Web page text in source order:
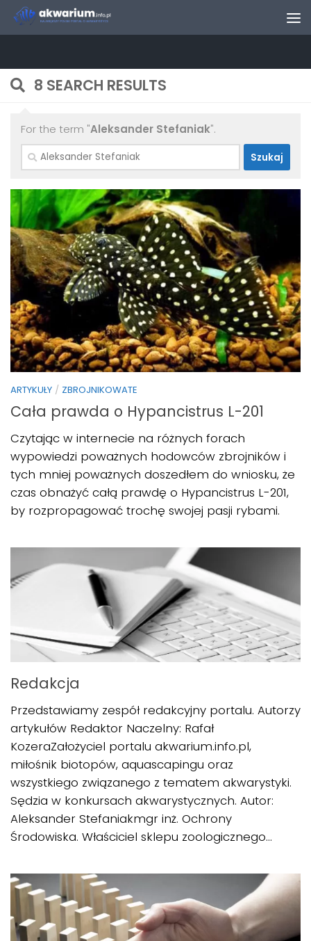
Skip to content
8 SEARCH RESULTS
For the term "Aleksander Stefaniak".
Szukaj:
ARTYKUŁY / ZBROJNIKOWATE
Cała prawda o Hypancistrus L-201
Czytając w internecie na różnych forach
wypowiedzi poważnych hodowców zbrojników i
tych mniej poważnych doszedłem do wniosku, że
czas obnażyć całą prawdę o Hypancistrus L-201,
by rozpropagować trochę swojej pasji rybami.
Redakcja
Przedstawiamy zespół redakcyjny portalu. Autorzy
artykułów Redaktor Naczelny: Rafał
KozeraZałożyciel portalu akwarium.info.pl,
miłośnik biotopów, aquascapingu oraz
wszystkiego związanego z tematem akwarystyki.
Sędzia w konkursach akwarystycznych. Autor:
Aleksander Stefaniakmgr inż. Ochrony
Środowiska. Właściciel sklepu zoologicznego...